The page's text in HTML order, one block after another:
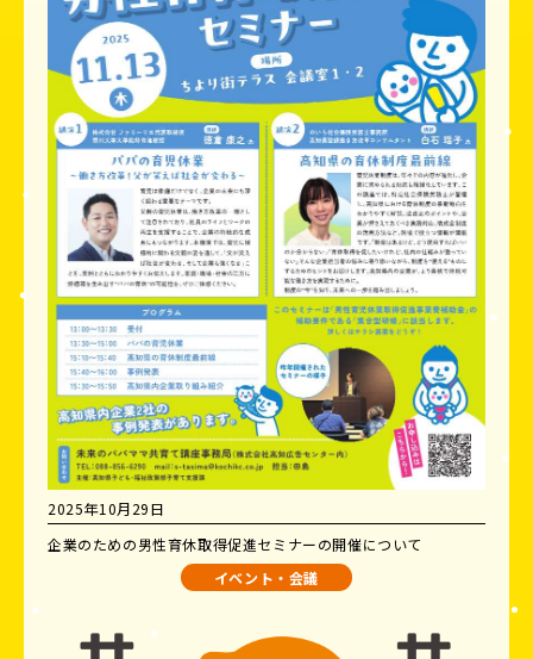
2025年10月29日
企業のための男性育休取得促進セミナーの開催について
イベント・会議